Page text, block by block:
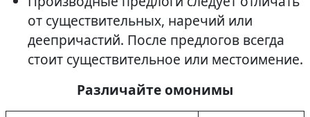
от существительных, наречий или
деепричастий. После предлогов всегда
стоит существительное или местоимение.
Различайте омонимы